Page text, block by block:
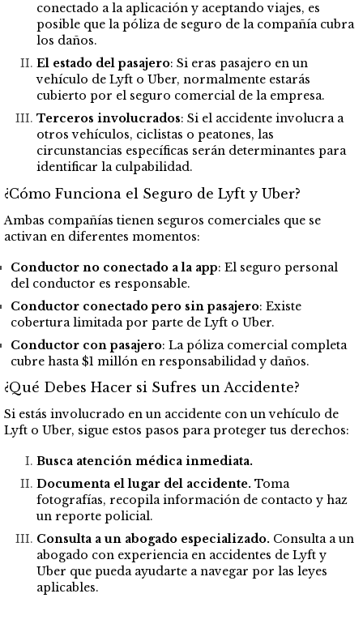
conectado a la aplicación y aceptando viajes, es
posible que la póliza de seguro de la compañía cubra
los daños.
El estado del pasajero: Si eras pasajero en un
vehículo de Lyft o Uber, normalmente estarás
cubierto por el seguro comercial de la empresa.
Terceros involucrados: Si el accidente involucra a
otros vehículos, ciclistas o peatones, las
circunstancias específicas serán determinantes para
identificar la culpabilidad.
¿Cómo Funciona el Seguro de Lyft y Uber?
Ambas compañías tienen seguros comerciales que se
activan en diferentes momentos:
Conductor no conectado a la app: El seguro personal
del conductor es responsable.
Conductor conectado pero sin pasajero: Existe
cobertura limitada por parte de Lyft o Uber.
Conductor con pasajero: La póliza comercial completa
cubre hasta $1 millón en responsabilidad y daños.
¿Qué Debes Hacer si Sufres un Accidente?
Si estás involucrado en un accidente con un vehículo de
Lyft o Uber, sigue estos pasos para proteger tus derechos:
Busca atención médica inmediata.
Documenta el lugar del accidente. Toma
fotografías, recopila información de contacto y haz
un reporte policial.
Consulta a un abogado especializado. Consulta a un
abogado con experiencia en accidentes de Lyft y
Uber que pueda ayudarte a navegar por las leyes
aplicables.